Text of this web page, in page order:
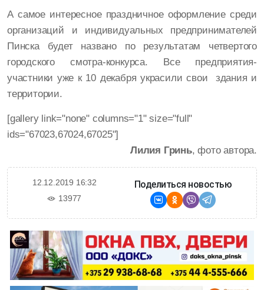
А самое интересное праздничное оформление среди
организаций и индивидуальных предпринимателей
Пинска будет названо по результатам четвертого
городского смотра-конкурса. Все предприятия-
участники уже к 10 декабря украсили свои здания и
территории.
[gallery link="none" columns="1" size="full"
ids="67023,67024,67025"]
Лилия Гринь, фото автора.
12.12.2019 16:32
13977
Поделиться новостью